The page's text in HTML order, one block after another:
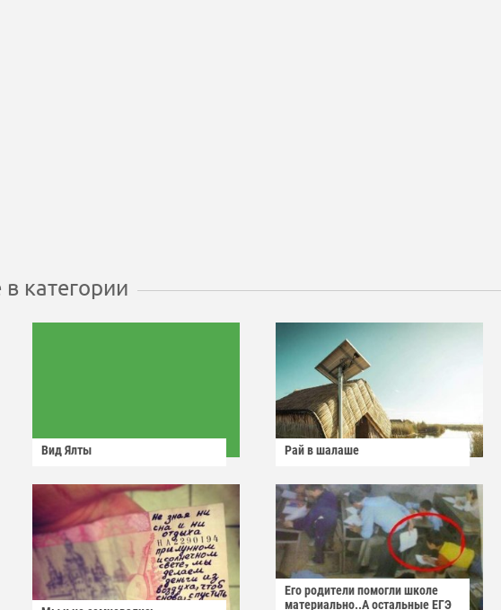
категории
Вид Ялты Рай в шалаше
Его родители помогли школе
материально..А остальные ЕГЭ